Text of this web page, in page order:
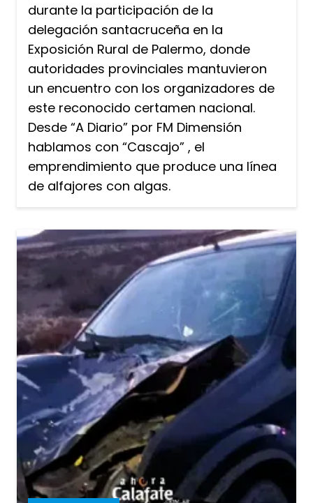
durante la participación de la
delegación santacruceña en la
Exposición Rural de Palermo, donde
autoridades provinciales mantuvieron
un encuentro con los organizadores de
este reconocido certamen nacional.
Desde “A Diario” por FM Dimensión
hablamos con “Cascajo” , el
emprendimiento que produce una línea
de alfajores con algas.